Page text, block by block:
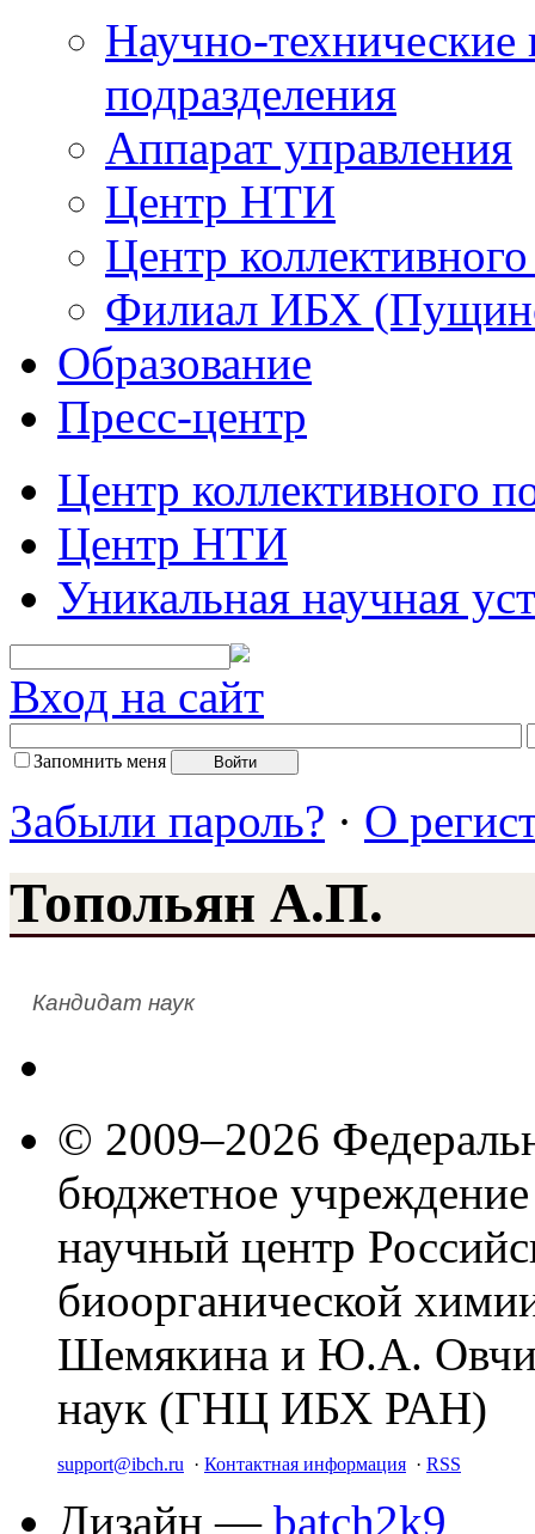
Научно-технические
подразделения
Аппарат управления
Центр НТИ
Центр
Филиал ИБХ
Образование
Пресс-центр
Центр коллективного
Центр НТИ
Уникальная научная
Вход на сайт
Запомнить меня
Забыли пароль? · О
Топольян А.П.
Кандидат наук
© 2009–2026
бюджетное
научный центр
биоорганической
Шемякина и Ю.А.
наук (ГНЦ ИБХ РАН)
support@ibch.ru · Контактная информация · RSS
Дизайн — batch2k9